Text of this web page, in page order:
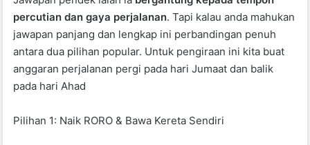
percutian dan gaya perjalanan. Tapi kalau anda mahukan
jawapan panjang dan lengkap ini perbandingan penuh
antara dua pilihan popular. Untuk pengiraan ini kita buat
anggaran perjalanan pergi pada hari Jumaat dan balik
pada hari Ahad
Pilihan 1: Naik RORO & Bawa Kereta Sendiri